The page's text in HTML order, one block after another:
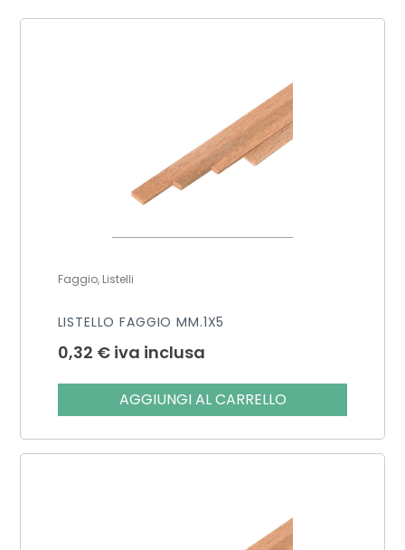
Faggio, Listelli
LISTELLO FAGGIO MM.1X5
0,32 € iva inclusa
AGGIUNGI AL CARRELLO